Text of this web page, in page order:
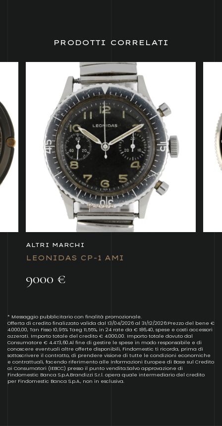
PRODOTTI CORRELATI
ALTRI MARCHI
LEONIDAS CP-1 AMI
9000 €
* Messaggio pubblicitario con finalità promozionale.
Offerta di credito finalizzato valida dal 13/04/2026 al 31/12/2026:Prezzo del bene €
4.000,00, Tan Fisso 10,95% Taeg 11,55%, in 24 rate da € 186,40, spese e costi accessori
azzerati. Importo totale del credito € 4.000,00. Importo totale dovuto dal
Consumatore € 4.473,60.Al fine di gestire le spese in modo responsabile e di
conoscere eventuali altre offerte disponibili, Findomestic ti ricorda, prima di
sottoscrivere il contratto, di prendere visione di tutte le condizioni economiche
e contrattuali, facendo riferimento alle Informazioni Europee di Base sul Credito
ai Consumatori (IEBCC) presso il punto vendita.Salvo approvazione di
Findomestic Banca S.p.A.Brandizzi S.r.l. opera quale intermediario del credito
per Findomestic Banca S.p.A., non in esclusiva.